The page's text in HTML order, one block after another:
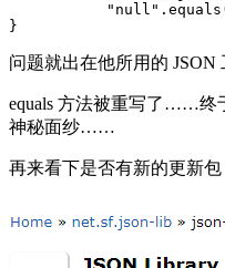
问题就出在他所用的 JSON
equals 方法被重写了……终
神秘面纱……
再来看下是否有新的更新包